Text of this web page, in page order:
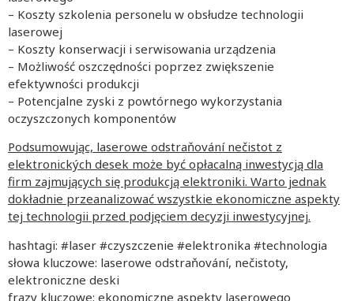
– Koszty szkolenia personelu w obsłudze technologii
laserowej
– Koszty konserwacji i serwisowania urządzenia
– Możliwość oszczędności poprzez zwiększenie
efektywności produkcji
– Potencjalne zyski z powtórnego wykorzystania
oczyszczonych komponentów
Podsumowując, laserowe odstraňování nečistot z
elektronických desek może być opłacalną inwestycją dla
firm zajmujących się produkcją elektroniki. Warto jednak
dokładnie przeanalizować wszystkie ekonomiczne aspekty
tej technologii przed podjęciem decyzji inwestycyjnej.
hashtagi: #laser #czyszczenie #elektronika #technologia
słowa kluczowe: laserowe odstraňování, nečistoty,
elektroniczne deski
frazy kluczowe: ekonomiczne aspekty laserowego